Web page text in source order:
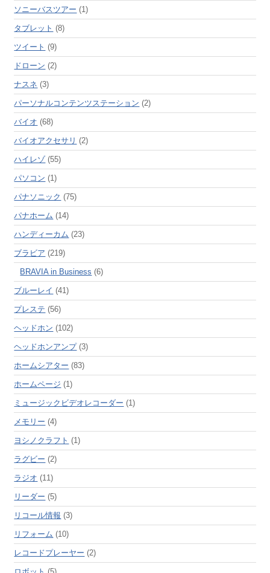
ソニーバスツアー (1)
タブレット (8)
ツイート (9)
ドローン (2)
ナスネ (3)
パーソナルコンテンツステーション (2)
バイオ (68)
バイオアクセサリ (2)
ハイレゾ(55)
パソコン (1)
パナソニック (75)
パナホーム (14)
ハンディーカム (23)
ブラビア (219)
BRAVIA in Business (6)
ブルーレイ (41)
プレステ (56)
ヘッドホン (102)
ヘッドホンアンプ(3)
ホームシアター (83)
ホームページ (1)
ミュージックビデオレコーダー (1)
メモリー (4)
ヨシノクラフト (1)
ラグビー (2)
ラジオ (11)
リーダー (5)
リコール情報 (3)
リフォーム (10)
レコードプレーヤー (2)